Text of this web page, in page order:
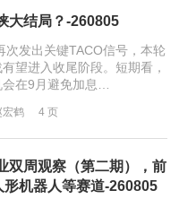
大结局？-260805
出关键TACO信号，本轮
望进入收尾阶段。短期看，
在9月避免加息…
宏鹤 4 页
双周观察（第二期），前
机器人等赛道-260805